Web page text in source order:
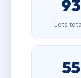
93
Lots
55